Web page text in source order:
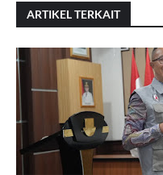
ARTIKEL TERKAIT